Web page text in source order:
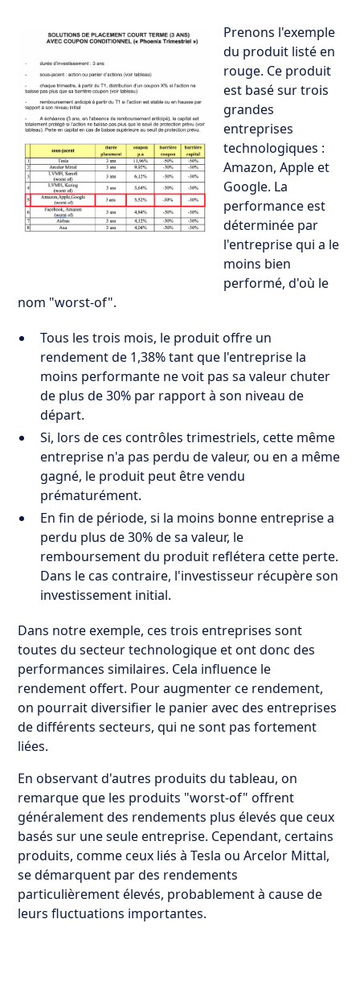
Prenons l'exemple
du produit listé en
rouge. Ce produit
est basé sur trois
grandes
entreprises
technologiques :
Amazon, Apple et
Google. La
performance est
déterminée par
l'entreprise qui a le
moins bien
performé, d'où le
nom "worst-of".
Tous les trois mois, le produit offre un
rendement de 1,38% tant que l'entreprise la
moins performante ne voit pas sa valeur chuter
de plus de 30% par rapport à son niveau de
départ.
Si, lors de ces contrôles trimestriels, cette même
entreprise n'a pas perdu de valeur, ou en a même
gagné, le produit peut être vendu
prématurément.
En fin de période, si la moins bonne entreprise a
perdu plus de 30% de sa valeur, le
remboursement du produit reflétera cette perte.
Dans le cas contraire, l'investisseur récupère son
investissement initial.
Dans notre exemple, ces trois entreprises sont
toutes du secteur technologique et ont donc des
performances similaires. Cela influence le
rendement offert. Pour augmenter ce rendement,
on pourrait diversifier le panier avec des entreprises
de différents secteurs, qui ne sont pas fortement
liées.
En observant d'autres produits du tableau, on
remarque que les produits "worst-of" offrent
généralement des rendements plus élevés que ceux
basés sur une seule entreprise. Cependant, certains
produits, comme ceux liés à Tesla ou Arcelor Mittal,
se démarquent par des rendements
particulièrement élevés, probablement à cause de
leurs fluctuations importantes.